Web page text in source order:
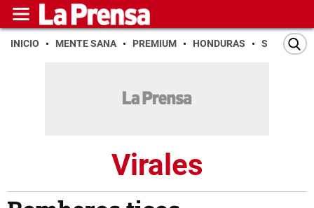
INICIO MENTE SANA PREMIUM HONDURAS SAN PEDRO
Virales